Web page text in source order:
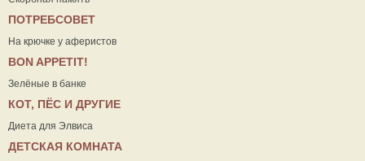
ПОТРЕБСОВЕТ
На крючке у аферистов
ВON APPETIT!
Зелёные в банке
КОТ, ПЁС И ДРУГИЕ
Диета для Элвиса
ДЕТСКАЯ КОМНАТА